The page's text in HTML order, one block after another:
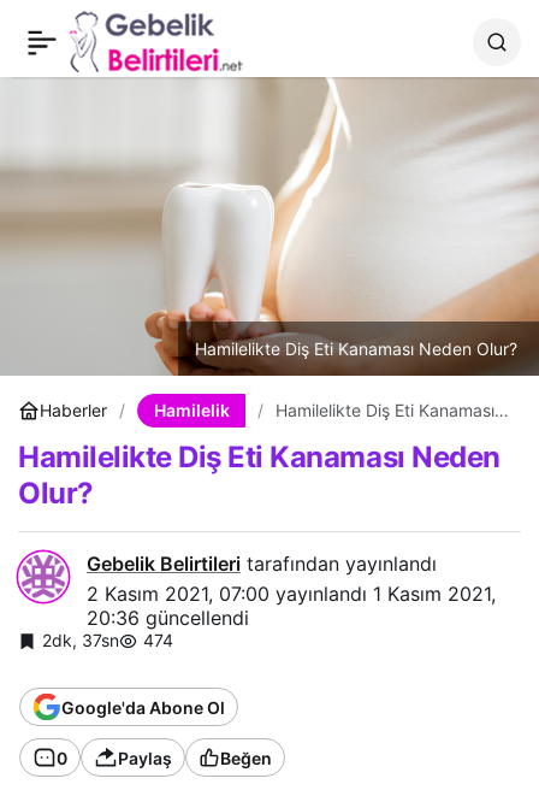
Hamilelikte Diş Eti Kanaması Neden Olur?
Haberler Hamilelik
Hamilelikte Diş Eti Kanaması
Hamilelikte Diş Eti Kanaması Neden
Olur?
Gebelik Belirtileri tarafından yayınlandı
2 Kasım 2021, 07:00 yayınlandı 1 Kasım 2021,
20:36 güncellendi
2dk, 37sn 474
Google'da Abone Ol
0 Paylaş Beğen
Hamilelikte Kefir İçilir mi? Paylaş